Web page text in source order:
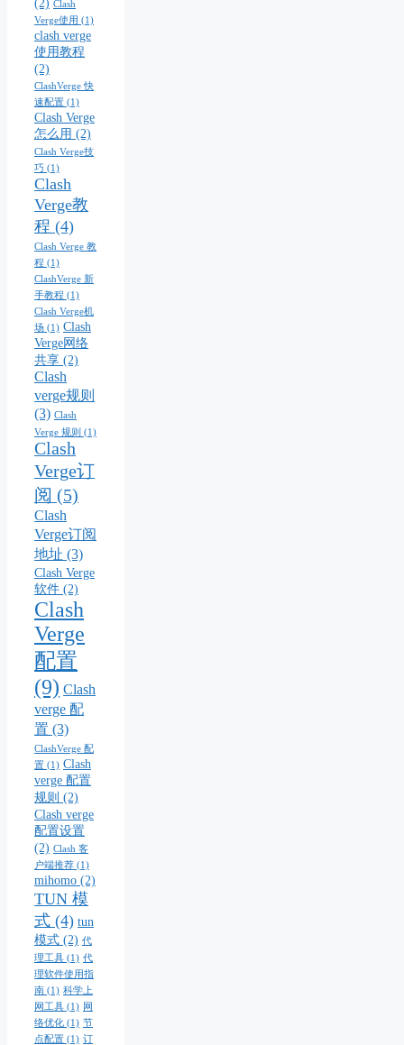
(2) Clash
Verge使用 (1)
clash verge
使用教程
(2)
ClashVerge 快
速配置 (1)
Clash Verge
怎么用 (2)
Clash Verge技
巧 (1)
Clash
Verge教
程 (4)
Clash Verge 教
程 (1)
ClashVerge 新
手教程 (1)
Clash Verge机
场 (1) Clash
Verge网络
共享 (2)
Clash
verge规则
(3) Clash
Verge 规则 (1)
Clash
Verge订
阅 (5)
Clash
Verge订阅
地址 (3)
Clash Verge
软件 (2)
Clash
Verge
配置
(9) Clash
verge 配
置 (3)
ClashVerge 配
置 (1) Clash
verge 配置
规则 (2)
Clash verge
配置设置
(2) Clash 客
户端推荐 (1)
mihomo (2)
TUN 模
式 (4) tun
模式 (2) 代
理工具 (1) 代
理软件使用指
南 (1) 科学上
网工具 (1) 网
络优化 (1) 节
点配置 (1) 订